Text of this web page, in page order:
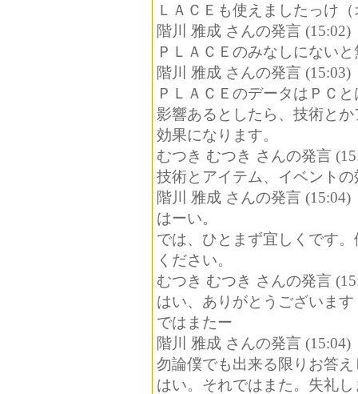
ＬＡＣＥも使えましたっけ（
階川 雅成 さんの発言 (15:02)
ＰＬＡＣＥのみなしにない
階川 雅成 さんの発言 (15:03)
ＰＬＡＣＥのデータはＰＣ
影響あるとしたら、技術と
効果になります。
むつき むつき さんの発言
技術とアイテム、イベント
階川 雅成 さんの発言 (15:04)
はーい。
では、ひとまず宜しくです
ください。
むつき むつき さんの発言
はい、ありがとうございます
ではまたー
階川 雅成 さんの発言 (15:04)
勿論僕でも出来る限りお答
はい。それではまた。失礼し